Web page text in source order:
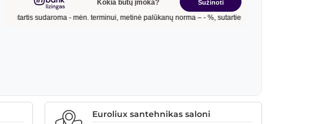
Euroliux santehnikas saloni